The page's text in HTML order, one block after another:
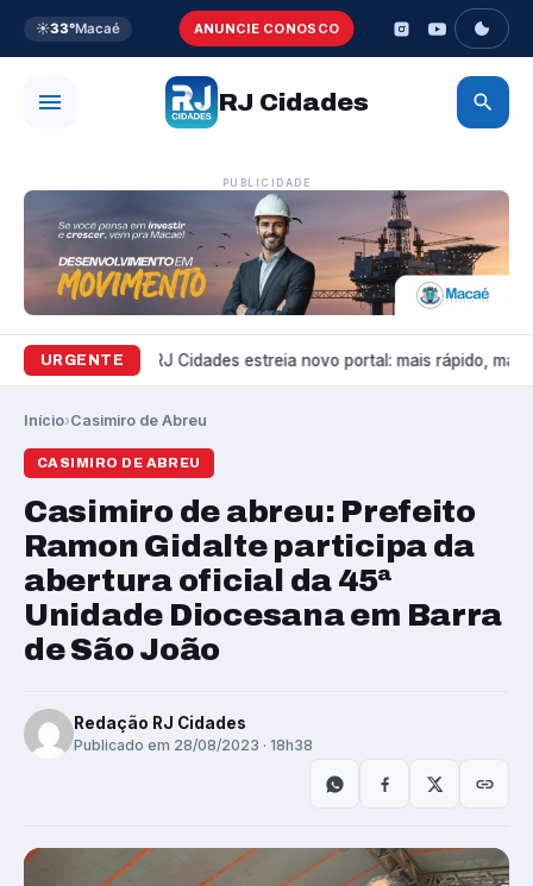
☀️33°Macaé ANUNCIE CONOSCO
RJ Cidades
PUBLICIDADE
URGENTE
Variedades RJ Cidades estreia novo portal: mais rápido, mais
Início›Casimiro de Abreu
CASIMIRO DE ABREU
Casimiro de abreu: Prefeito
Ramon Gidalte participa da
abertura oficial da 45ª
Unidade Diocesana em Barra
de São João
Redação RJ Cidades
Publicado em 28/08/2023 · 18h38